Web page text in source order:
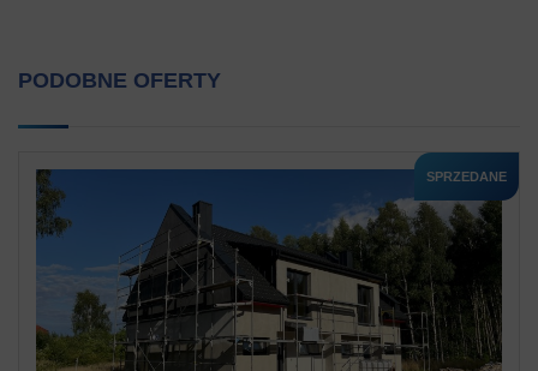
PODOBNE OFERTY
SPRZEDANE